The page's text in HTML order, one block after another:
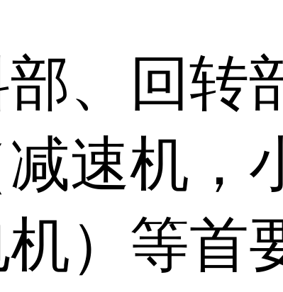
、回转
速机，
）等首